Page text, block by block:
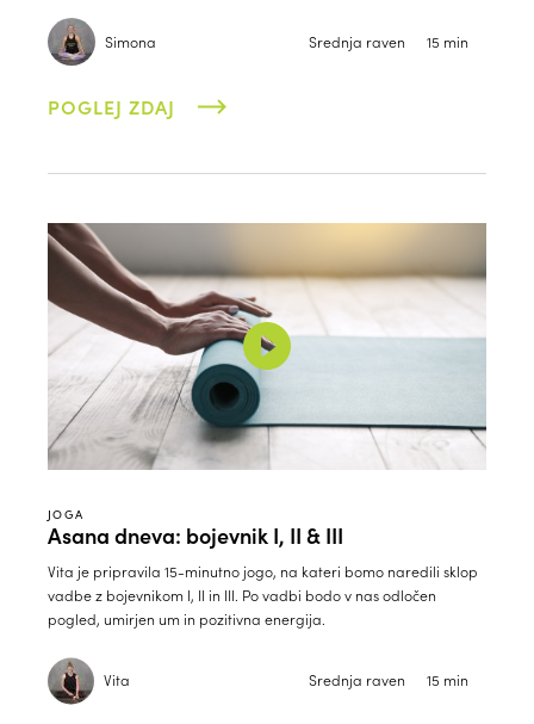
Simona Srednja raven 15 min
POGLEJ ZDAJ
JOGA
Asana dneva: bojevnik I, II & III
Vita je pripravila 15-minutno jogo, na kateri bomo naredili sklop
vadbe z bojevnikom I, II in III. Po vadbi bodo v nas odločen
pogled, umirjen um in pozitivna energija.
Vita Srednja raven 15 min